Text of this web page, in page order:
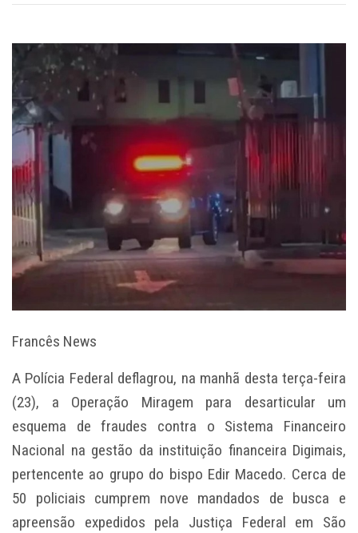
Francês News
A Polícia Federal deflagrou, na manhã desta terça-feira
(23), a Operação Miragem para desarticular um
esquema de fraudes contra o Sistema Financeiro
Nacional na gestão da instituição financeira Digimais,
pertencente ao grupo do bispo Edir Macedo. Cerca de
50 policiais cumprem nove mandados de busca e
apreensão expedidos pela Justiça Federal em São